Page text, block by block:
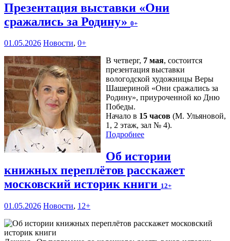
Презентация выставки «Они
сражались за Родину» 0+
01.05.2026 Новости, 0+
В четверг, 7 мая, состоится
презентация выставки
вологодской художницы Веры
Шашериной «Они сражались за
Родину», приуроченной ко Дню
Победы.
Начало в 15 часов (М. Ульяновой,
1, 2 этаж, зал № 4).
Подробнее
Об истории
книжных переплётов расскажет
московский историк книги 12+
01.05.2026 Новости, 12+